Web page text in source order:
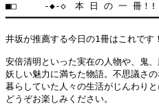
■□     -◆-◇　本 日 の 一 冊！!
井坂が推薦する今日の1冊はこれです！
安倍清明といった実在の人物や、鬼
妖しい魅力に満ちた物語。不思議さ
暮らしていた人々の生活がじんわり
どうぞお楽しみください。